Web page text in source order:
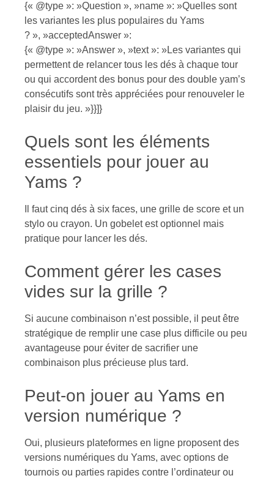
{« @type »: »Question », »name »: »Quelles sont
les variantes les plus populaires du Yams
? », »acceptedAnswer »:
{« @type »: »Answer », »text »: »Les variantes qui
permettent de relancer tous les dés à chaque tour
ou qui accordent des bonus pour des double yam’s
consécutifs sont très appréciées pour renouveler le
plaisir du jeu. »}}]}
Quels sont les éléments
essentiels pour jouer au
Yams ?
Il faut cinq dés à six faces, une grille de score et un
stylo ou crayon. Un gobelet est optionnel mais
pratique pour lancer les dés.
Comment gérer les cases
vides sur la grille ?
Si aucune combinaison n’est possible, il peut être
stratégique de remplir une case plus difficile ou peu
avantageuse pour éviter de sacrifier une
combinaison plus précieuse plus tard.
Peut-on jouer au Yams en
version numérique ?
Oui, plusieurs plateformes en ligne proposent des
versions numériques du Yams, avec options de
tournois ou parties rapides contre l’ordinateur ou